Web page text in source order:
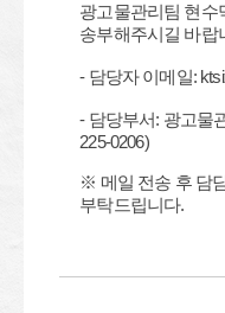
광고물관리팀 현수
송부해주시길 바랍
- 담당자 이메일:
- 담당부서: 광고물
225-0206)
※ 메일 전송 후 담
부탁드립니다.